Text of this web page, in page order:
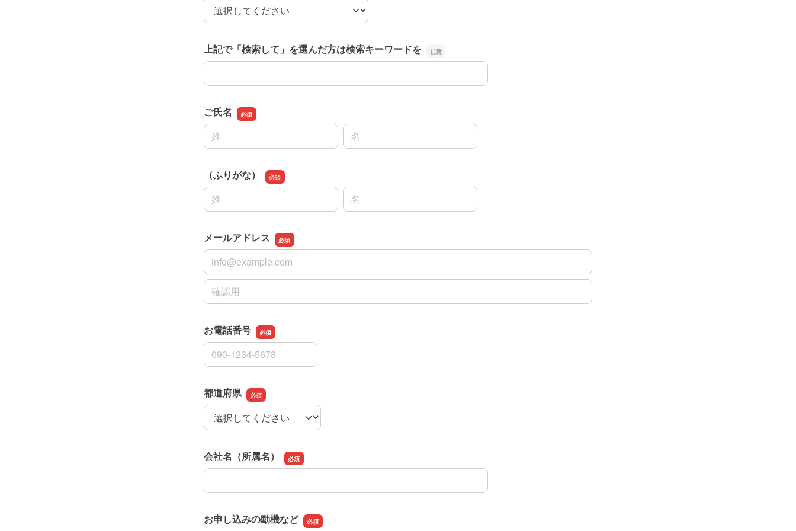
お知りになったルート
上記で「検索して」を選んだ方は検索キーワードを
上記で「検索して」を選んだ方は検索キーワードを
ご氏名
名前の姓
名前の名
（ふりがな）
名前の姓
名前の名
メールアドレス
メールアドレス
メールアドレスの確認用
お電話番号
お電話番号
都道府県
都道府県
会社名（所属名）
会社名（所属名）
お申し込みの動機など